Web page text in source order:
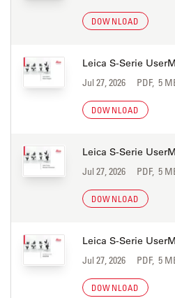
DOWNLOAD
Leica S-Serie
Jul 27, 2026 PDF, 5
DOWNLOAD
Leica S-Serie
Jul 27, 2026 PDF, 5
DOWNLOAD
Leica S-Serie
Jul 27, 2026 PDF, 5
DOWNLOAD